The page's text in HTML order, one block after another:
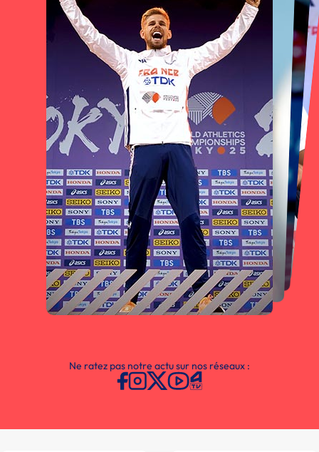
Ne ratez pas notre actu sur nos réseaux :